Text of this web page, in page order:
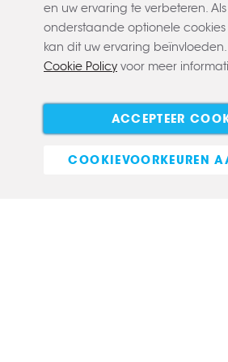
Algemene voorwaarden
Privacy
E-commerce
en uw ervaring te verbeteren.
onderstaande optionele
kan dit uw ervaring
Cookie Policy voor meer
ACCEPTEER
COOKIEVOORKEUREN